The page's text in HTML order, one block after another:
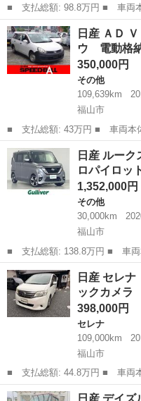
■ 支払総額: 98.8万円 ■ 車両本体価格： 891,000 円 ■ メーカー
名： 日産 ■ 車種名： エク
Ｘ エマージェンシーブレー
ビ バックカメ...
広島 福山市 エクストレ
日産 ＡＤ
ウ 電動格
350,000円
その他
109,639km
福山市
■ 支払総額: 43万円 ■ 車両本体価格： 350,000 円 ■ メーカー
名： 日産 ■ 車種名： ＡＤ
席パワーウインドウ 電動格
転席／助手席エア...
広島 福山市 その他
日産 ルー
ロパイロ
1,352,000円
その他
30,000km
福山市
■ 支払総額: 138.8万円 ■ 車両本体価格： 1,352,000 円 ■ メーカ
ー名： 日産 ■ 車種名： ル
スター Ｇターボプロパイロッ
チナビ ...
広島 福山市 その他
日産 セレ
ックカメ
398,000円
セレナ
109,000km
福山市
■ 支払総額: 44.8万円 ■ 車両本体価格： 398,000 円 ■ メーカー
名： 日産 ■ 車種名： セレ
広島 福山市 セレナ